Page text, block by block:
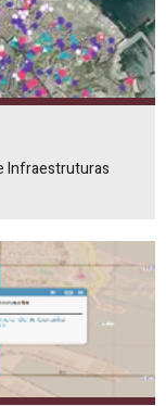
Infraestruturas